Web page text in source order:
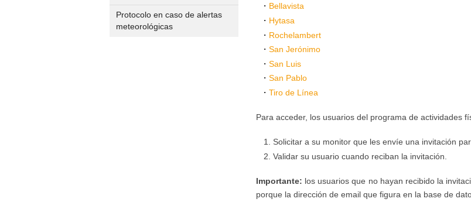
Protocolo en caso de alertas
meteorológicas
Bellavista
Hytasa
Rochelambert
San Jerónimo
San Luis
San Pablo
Tiro de Línea
Para acceder, los usuarios del programa de actividades
Solicitar a su monitor que les envíe una invitación
Validar su usuario cuando reciban la invitación.
Importante: los usuarios que no hayan recibido la
porque la dirección de email que figura en la base de